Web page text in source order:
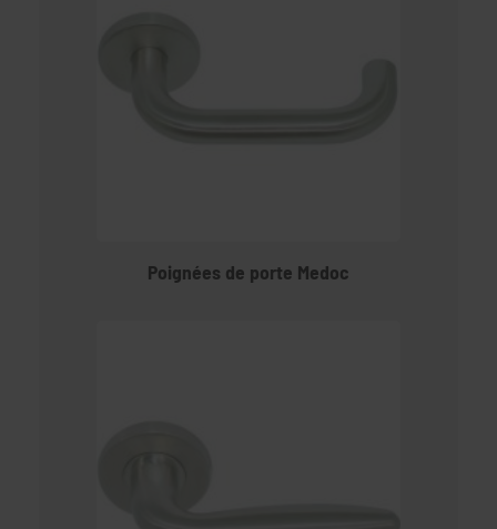
Poignées de porte Medoc